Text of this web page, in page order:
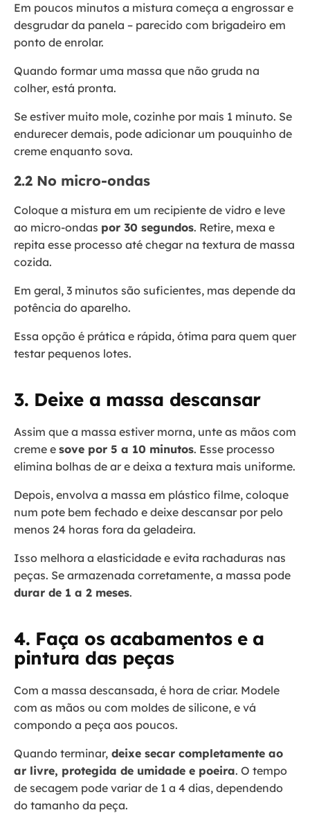
Em poucos minutos a mistura começa a engrossar e
desgrudar da panela – parecido com brigadeiro em
ponto de enrolar.
Quando formar uma massa que não gruda na
colher, está pronta.
Se estiver muito mole, cozinhe por mais 1 minuto. Se
endurecer demais, pode adicionar um pouquinho de
creme enquanto sova.
2.2 No micro-ondas
Coloque a mistura em um recipiente de vidro e leve
ao micro-ondas por 30 segundos. Retire, mexa e
repita esse processo até chegar na textura de massa
cozida.
Em geral, 3 minutos são suficientes, mas depende da
potência do aparelho.
Essa opção é prática e rápida, ótima para quem quer
testar pequenos lotes.
3. Deixe a massa descansar
Assim que a massa estiver morna, unte as mãos com
creme e sove por 5 a 10 minutos. Esse processo
elimina bolhas de ar e deixa a textura mais uniforme.
Depois, envolva a massa em plástico filme, coloque
num pote bem fechado e deixe descansar por pelo
menos 24 horas fora da geladeira.
Isso melhora a elasticidade e evita rachaduras nas
peças. Se armazenada corretamente, a massa pode
durar de 1 a 2 meses.
4. Faça os acabamentos e a
pintura das peças
Com a massa descansada, é hora de criar. Modele
com as mãos ou com moldes de silicone, e vá
compondo a peça aos poucos.
Quando terminar, deixe secar completamente ao
ar livre, protegida de umidade e poeira. O tempo
de secagem pode variar de 1 a 4 dias, dependendo
do tamanho da peça.